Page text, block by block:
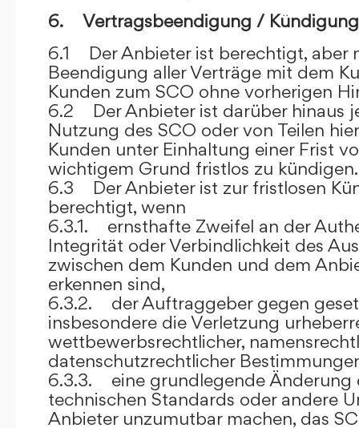
6. Vertragsbeendigung / Kündigung
6.1 Der Anbieter ist berechtigt, aber
Beendigung aller Verträge mit dem
Kunden zum SCO ohne vorherigen
6.2 Der Anbieter ist darüber hinaus
Nutzung des SCO oder von Teilen
Kunden unter Einhaltung einer Frist
wichtigem Grund fristlos zu kündigen.
6.3 Der Anbieter ist zur fristlosen
berechtigt, wenn
6.3.1. ernsthafte Zweifel an der
Integrität oder Verbindlichkeit des
zwischen dem Kunden und dem
erkennen sind,
6.3.2. der Auftraggeber gegen
insbesondere die Verletzung
wettbewerbsrechtlicher,
datenschutzrechtlicher
6.3.3. eine grundlegende Änderung
technischen Standards oder andere
Anbieter unzumutbar machen, das